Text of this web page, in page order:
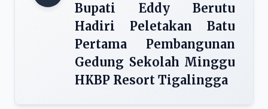
Bupati Eddy Berutu
Hadiri Peletakan Batu
Pertama Pembangunan
Gedung Sekolah Minggu
HKBP Resort Tigalingga